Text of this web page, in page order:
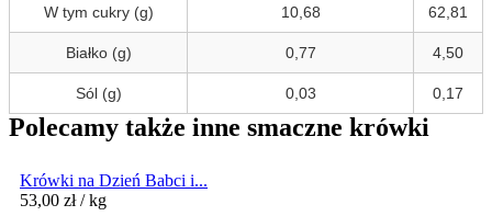
W tym cukry (g) 10,68 62,81
Białko (g) 0,77 4,50
Sól (g) 0,03 0,17
Polecamy także inne smaczne krówki
Krówki na Dzień Babci i...
53,00 zł / kg